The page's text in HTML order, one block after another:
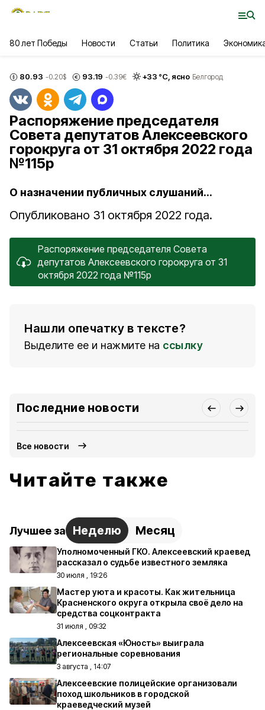
80 лет Победы Новости Статьи Политика
80.93 -0.20$ 93.19 -0.39€ +33 °С, ясно Белгород
Распоряжение председателя
Совета депутатов Алексеевского
горокруга от 31 октября 2022 года
№115р
О назначении публичных слушаний...
Опубликовано 31 октября 2022 года.
Распоряжение председателя Совета
депутатов Алексеевского горокруга от 31
октября 2022 года №115р
Нашли опечатку в тексте?
Выделите ее и нажмите на ссылку
Последние новости
Все новости
Читайте также
Лучшее за Неделю Месяц
Уполномоченный ГКО. Алексеевский краевед
рассказал о судьбе известного земляка
30 июля , 19:26
Мастер уюта и красоты. Как жительница
Красненского округа открыла своё дело на
средства соцконтракта
31 июля , 09:32
Алексеевская «Юность» выиграла
региональные соревнования
3 августа , 14:07
Алексеевские полицейские организовали
поход школьников в городской
краеведческий музей